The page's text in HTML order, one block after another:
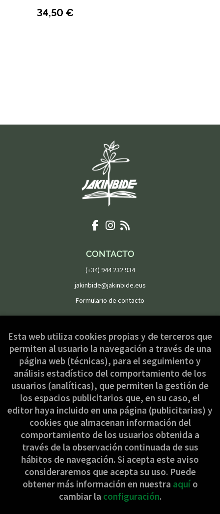
34,50 €
CONTACTO
(+34) 944 232 934
jakinbide@jakinbide.eus
Formulario de contacto
PÁGINAS LEGALES
Aviso legal
Condiciones de venta
Política de privacidad
Política de Cookies
ATENCIÓN AL CLIENTE
Quiénes somos
Pedidos especiales
Formulario de desistimiento
Esta web utiliza cookies propias y de terceros que
permiten al usuario la navegación a través de una
página web (técnicas), para el seguimiento y
análisis estadístico del comportamiento de los
usuarios (analíticas), que permiten la gestión de
los espacios publicitarios que, en su caso, el
editor haya incluido en una página (publicitarias) y
cookies que almacenan información del
comportamiento de los usuarios obtenida a
través de la observación continuada de sus
hábitos de navegación. Si acepta este aviso
consideraremos que acepta su uso. Puede
obtener más información en nuestra aquío
cambiar la configuración.